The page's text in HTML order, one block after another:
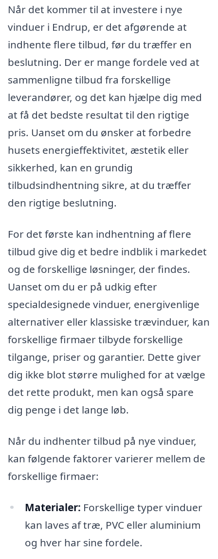
Når det kommer til at investere i nye
vinduer i Endrup, er det afgørende at
indhente flere tilbud, før du træffer en
beslutning. Der er mange fordele ved at
sammenligne tilbud fra forskellige
leverandører, og det kan hjælpe dig med
at få det bedste resultat til den rigtige
pris. Uanset om du ønsker at forbedre
husets energieffektivitet, æstetik eller
sikkerhed, kan en grundig
tilbudsindhentning sikre, at du træffer
den rigtige beslutning.
For det første kan indhentning af flere
tilbud give dig et bedre indblik i markedet
og de forskellige løsninger, der findes.
Uanset om du er på udkig efter
specialdesignede vinduer, energivenlige
alternativer eller klassiske trævinduer, kan
forskellige firmaer tilbyde forskellige
tilgange, priser og garantier. Dette giver
dig ikke blot større mulighed for at vælge
det rette produkt, men kan også spare
dig penge i det lange løb.
Når du indhenter tilbud på nye vinduer,
kan følgende faktorer varierer mellem de
forskellige firmaer:
Materialer: Forskellige typer vinduer
kan laves af træ, PVC eller aluminium
og hver har sine fordele.